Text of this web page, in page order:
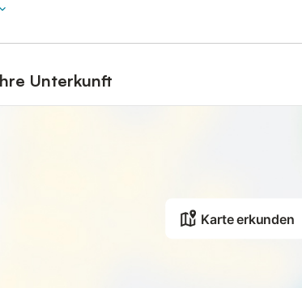
Unterkunft
Karte erkunden